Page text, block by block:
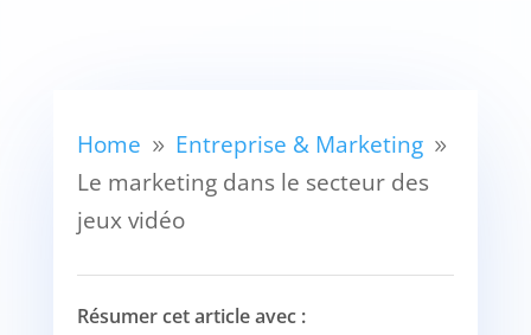
Home 9 Entreprise & Marketing 9
Le marketing dans le secteur des
jeux vidéo
Résumer cet article avec :